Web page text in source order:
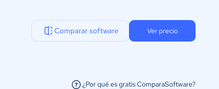
Comparar software Ver precio
¿Por qué es gratis ComparaSoftware?